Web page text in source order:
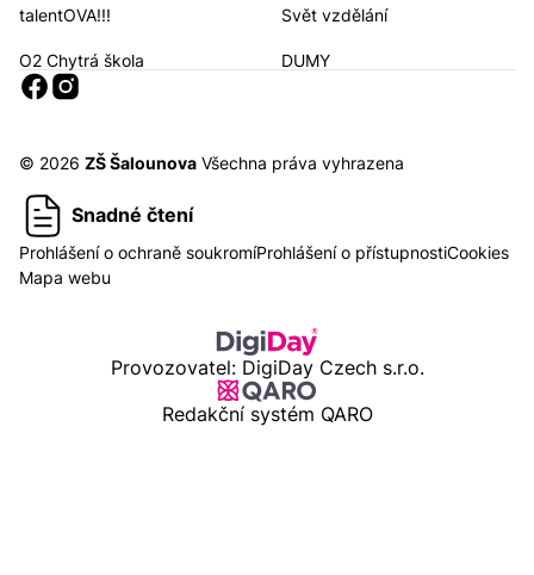
talentOVA!!! Svět vzdělání
O2 Chytrá škola DUMY
Sociální sítě
© 2026 ZŠ Šalounova Všechna práva vyhrazena
Snadné čtení
Prohlášení o ochraně soukromíProhlášení o přístupnostiCookies
Mapa webu
Provozovatel: DigiDay Czech s.r.o.
Redakční systém QARO